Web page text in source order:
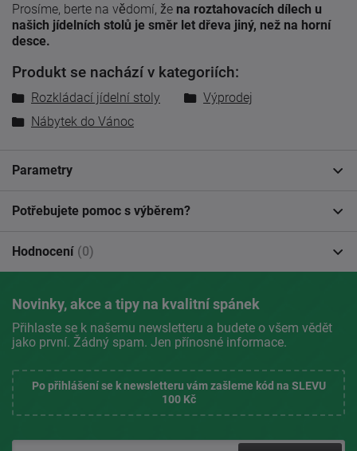
Prosíme, berte na vědomí, že na roztahovacích dílech u
našich jídelních stolů je směr let dřeva jiný, než na horní
desce.
Produkt se nachází v kategoriích:
Rozkládací jídelní stoly
Výprodej
Nábytek do Vánoc
Parametry
Potřebujete pomoc s výběrem?
Hodnocení (0)
Novinky, akce a tipy na kvalitní spánek
Přihlaste se k našemu newsletteru a budete o všem vědět
jako první. Žádný spam. Jen přínosné informace.
Po přihlášení se k newsletteru vám zašleme kód na SLEVU
100 Kč